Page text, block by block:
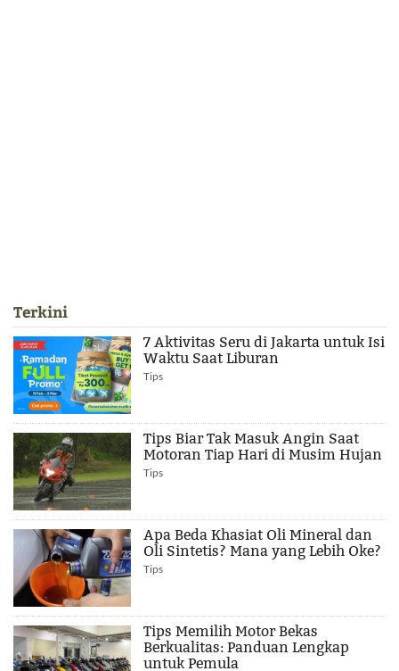
Terkini
7 Aktivitas Seru di Jakarta untuk Isi
Waktu Saat Liburan
Tips
Tips Biar Tak Masuk Angin Saat
Motoran Tiap Hari di Musim Hujan
Tips
Apa Beda Khasiat Oli Mineral dan
Oli Sintetis? Mana yang Lebih Oke?
Tips
Tips Memilih Motor Bekas
Berkualitas: Panduan Lengkap
untuk Pemula